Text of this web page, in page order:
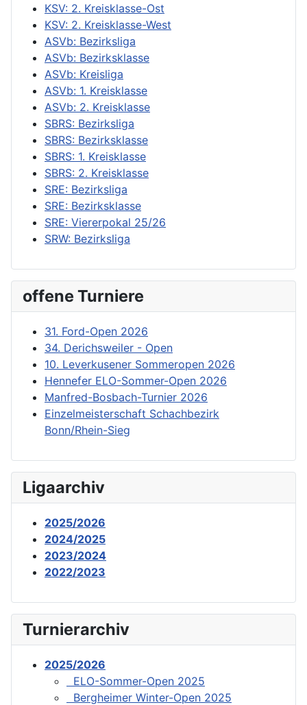
KSV: 2. Kreisklasse-Ost
KSV: 2. Kreisklasse-West
ASVb: Bezirksliga
ASVb: Bezirksklasse
ASVb: Kreisliga
ASVb: 1. Kreisklasse
ASVb: 2. Kreisklasse
SBRS: Bezirksliga
SBRS: Bezirksklasse
SBRS: 1. Kreisklasse
SBRS: 2. Kreisklasse
SRE: Bezirksliga
SRE: Bezirksklasse
SRE: Viererpokal 25/26
SRW: Bezirksliga
offene Turniere
31. Ford-Open 2026
34. Derichsweiler - Open
10. Leverkusener Sommeropen 2026
Hennefer ELO-Sommer-Open 2026
Manfred-Bosbach-Turnier 2026
Einzelmeisterschaft Schachbezirk
Bonn/Rhein-Sieg
Ligaarchiv
2025/2026
2024/2025
2023/2024
2022/2023
Turnierarchiv
2025/2026
ELO-Sommer-Open 2025
Bergheimer Winter-Open 2025